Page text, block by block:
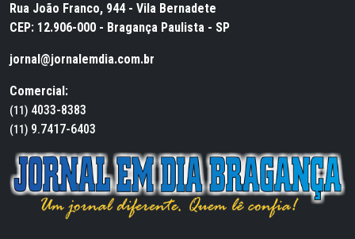
Rua João Franco, 944 - Vila Bernadete
CEP: 12.906-000 - Bragança Paulista - SP
jornal@jornalemdia.com.br
Comercial:
(11) 4033-8383
(11) 9.7417-6403